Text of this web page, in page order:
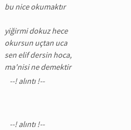
bu nice okumaktır
yiğirmi dokuz hece
okursun uçtan uca
sen elif dersin hoca,
ma'nisi ne demektir